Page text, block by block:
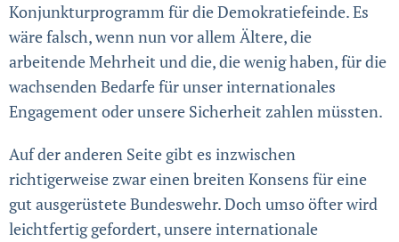
Konjunkturprogramm für die Demokratiefeinde. Es
wäre falsch, wenn nun vor allem Ältere, die
arbeitende Mehrheit und die, die wenig haben, für die
wachsenden Bedarfe für unser internationales
Engagement oder unsere Sicherheit zahlen müssten.
Auf der anderen Seite gibt es inzwischen
richtigerweise zwar einen breiten Konsens für eine
gut ausgerüstete Bundeswehr. Doch umso öfter wird
leichtfertig gefordert, unsere internationale